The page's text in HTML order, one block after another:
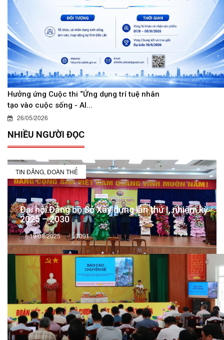
Hưởng ứng Cuộc thi “Ứng dụng trí tuệ nhân
tạo vào cuộc sống - AI...
26/05/2026
NHIỀU NGƯỜI ĐỌC
TIN ĐẢNG, ĐOÀN THỂ
Đại hội Đảng bộ Sở Xây dựng lần thứ I, nhiệm kỳ
2025 – 2030
19/08/2025 7091